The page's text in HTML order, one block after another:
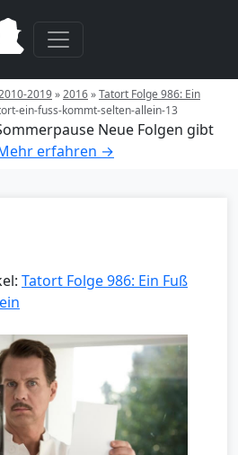
2019»2016»Tatort Folge 986: Ein
ein-fuss-kommt-selten-allein-13
Neue Folgen gibt
erfahren →
Tatort Folge 986: Ein Fuß